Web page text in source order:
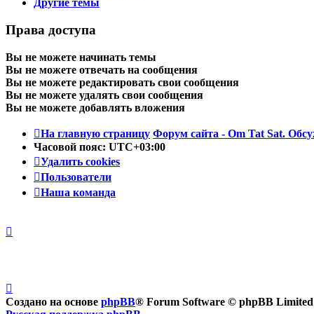
Другие темы
Права доступа
Вы не можете начинать темы
Вы не можете отвечать на сообщения
Вы не можете редактировать свои сообщения
Вы не можете удалять свои сообщения
Вы не можете добавлять вложения
На главную страницу Форум сайта - Om Tat Sat.
Часовой пояс: UTC+03:00
Удалить cookies
Пользователи
Наша команда
Создано на основе phpBB® Forum Software © phpBB Limited